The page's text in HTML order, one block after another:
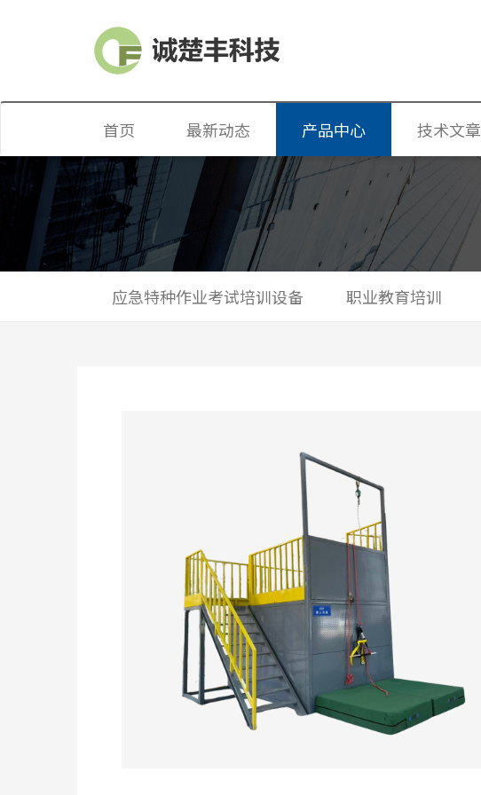
首页 最新动态 产品中心
应急特种作业考试培训设备
职业教育培训
质监特种设备
消防培训设备
吊机设备
技术文章
应急特种作业考试培训设备 职业教育培训